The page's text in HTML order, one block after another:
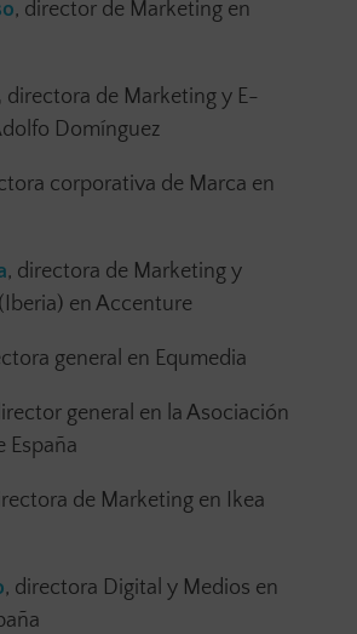
, director de Marketing en
directora de Marketing y E-
Domínguez
corporativa de Marca en
, directora de Marketing y
en Accenture
general en Equmedia
general en la Asociación
España
de Marketing en Ikea
, directora Digital y Medios en